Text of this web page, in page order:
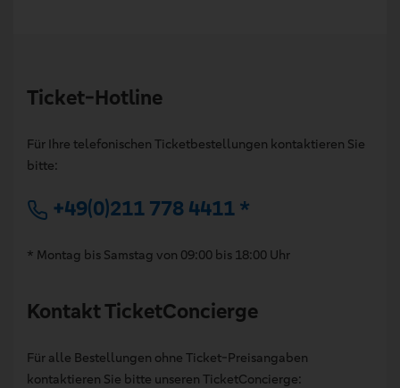
Ticket-Hotline
Für Ihre telefonischen Ticketbestellungen kontaktieren Sie
bitte:
+49(0)211 778 4411 *
* Montag bis Samstag von 09:00 bis 18:00 Uhr
Kontakt TicketConcierge
Für alle Bestellungen ohne Ticket-Preisangaben
kontaktieren Sie bitte unseren TicketConcierge: